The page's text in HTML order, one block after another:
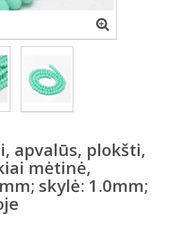
apvalūs, plokšti,
mėtinė,
skylė: 1.0mm;